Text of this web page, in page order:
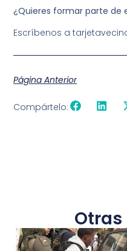
¿Quieres formar parte de
Escríbenos a
Página Anterior
Compártelo: